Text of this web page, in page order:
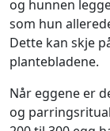
og hunnen
som hun
Dette kan skje
plantebladene.
Når eggene er
og